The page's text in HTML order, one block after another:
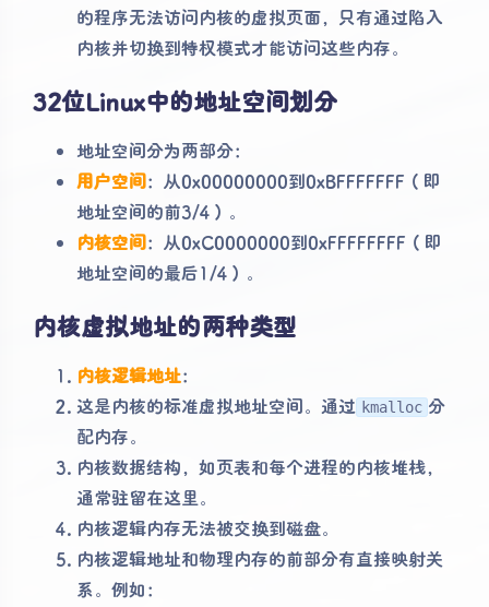
的程序无法访问内核的虚拟页面，只有通过陷入
内核并切换到特权模式才能访问这些内存。
32位Linux中的地址空间划分
地址空间分为两部分：
用户空间：从0x00000000到0xBFFFFFFF（即
地址空间的前3/4）。
内核空间：从0xC0000000到0xFFFFFFFF（即
地址空间的最后1/4）。
内核虚拟地址的两种类型
内核逻辑地址：
这是内核的标准虚拟地址空间。通过 kmalloc 分
配内存。
内核数据结构，如页表和每个进程的内核堆栈，
通常驻留在这里。
内核逻辑内存无法被交换到磁盘。
内核逻辑地址和物理内存的前部分有直接映射关
系。例如：